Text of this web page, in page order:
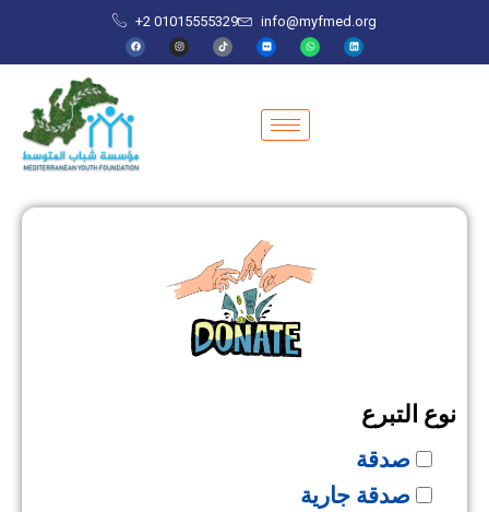
+2 01015555329 info@myfmed.org
نوع التبرع
صدقة
صدقة جارية